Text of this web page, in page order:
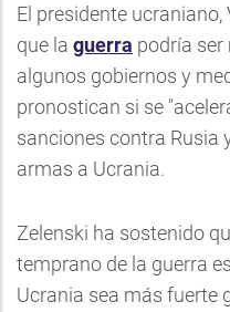
El presidente
que la guerra podría
algunos gobiernos y
pronostican si se
sanciones contra Rusia
armas a Ucrania.
Zelenski ha sostenido
temprano de la guerra
Ucrania sea más fuerte